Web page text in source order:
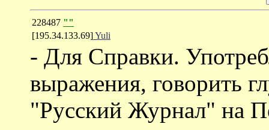
228487 ""
[195.34.133.69]Yuli
- Для Справки.
выражения, говорить
"Русский Журнал" на